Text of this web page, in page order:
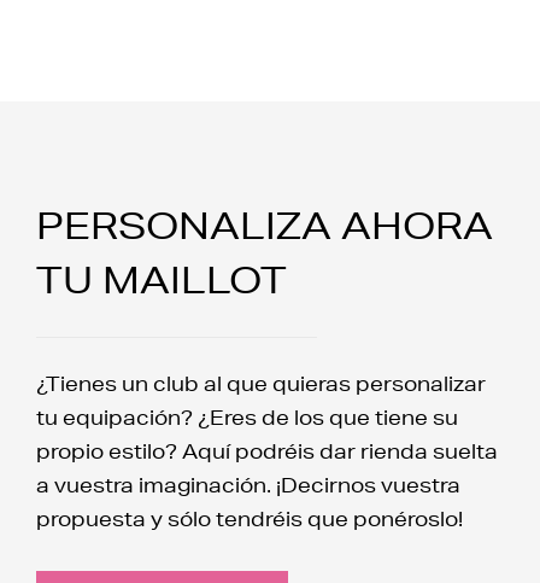
PERSONALIZA AHORA
TU MAILLOT
¿Tienes un club al que quieras personalizar
tu equipación? ¿Eres de los que tiene su
propio estilo? Aquí podréis dar rienda suelta
a vuestra imaginación. ¡Decirnos vuestra
propuesta y sólo tendréis que ponéroslo!